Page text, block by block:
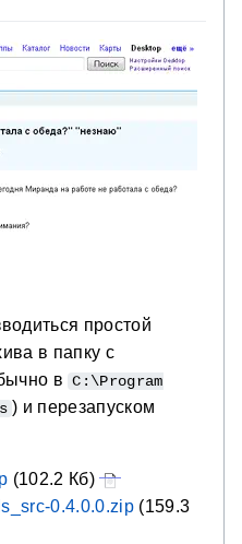
простой
в папку с
в C:\Program
) и перезапуском
(102.2 Кб)
0.4.0.0.zip(159.3